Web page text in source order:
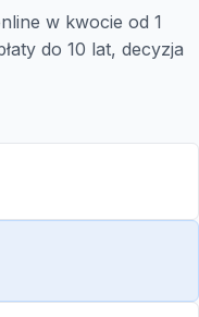
w kwocie od 1
do 10 lat, decyzja